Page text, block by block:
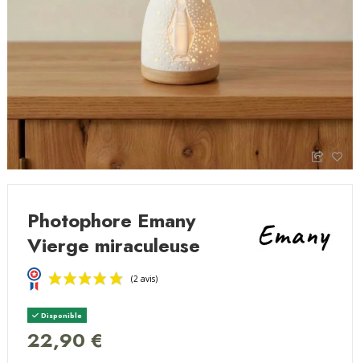
Photophore Emany
Vierge miraculeuse
Disponible
22,90 €